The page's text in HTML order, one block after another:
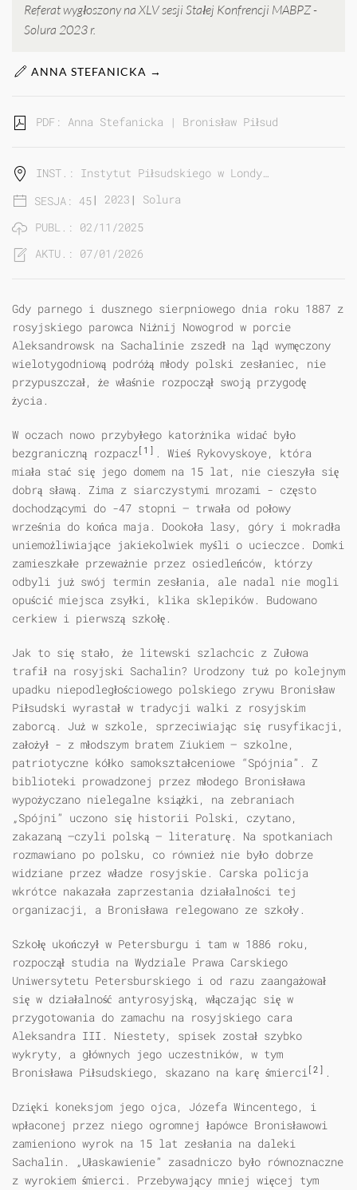
Referat wygłoszony na XLV sesji Stałej Konfrencji MABPZ -
Solura 2023 r.
Gdy parnego i dusznego sierpniowego dnia roku 1887 z
rosyjskiego parowca Niżnij Nowogrod w porcie
Aleksandrowsk na Sachalinie zszedł na ląd wymęczony
wielotygodniową podróżą młody polski zesłaniec, nie
przypuszczał, że właśnie rozpoczął swoją przygodę
życia.
W oczach nowo przybyłego katorżnika widać było
bezgraniczną rozpacz[1] . Wieś Rykovyskoye, która
miała stać się jego domem na 15 lat, nie cieszyła się
dobrą sławą. Zima z siarczystymi mrozami - często
dochodzącymi do -47 stopni – trwała od połowy
września do końca maja. Dookoła lasy, góry i mokradła
uniemożliwiające jakiekolwiek myśli o ucieczce. Domki
zamieszkałe przeważnie przez osiedleńców, którzy
odbyli już swój termin zesłania, ale nadal nie mogli
opuścić miejsca zsyłki, klika sklepików. Budowano
cerkiew i pierwszą szkołę.
Jak to się stało, że litewski szlachcic z Zułowa
trafił na rosyjski Sachalin? Urodzony tuż po kolejnym
upadku niepodległościowego polskiego zrywu Bronisław
Piłsudski wyrastał w tradycji walki z rosyjskim
zaborcą. Już w szkole, sprzeciwiając się rusyfikacji,
założył - z młodszym bratem Ziukiem – szkolne,
patriotyczne kółko samokształceniowe “Spójnia”. Z
biblioteki prowadzonej przez młodego Bronisława
wypożyczano nielegalne książki, na zebraniach
„Spójni” uczono się historii Polski, czytano,
zakazaną –czyli polską – literaturę. Na spotkaniach
rozmawiano po polsku, co również nie było dobrze
widziane przez władze rosyjskie. Carska policja
wkrótce nakazała zaprzestania działalności tej
organizacji, a Bronisława relegowano ze szkoły.
Szkołę ukończył w Petersburgu i tam w 1886 roku,
rozpoczął studia na Wydziale Prawa Carskiego
Uniwersytetu Petersburskiego i od razu zaangażował
się w działalność antyrosyjską, włączając się w
przygotowania do zamachu na rosyjskiego cara
Aleksandra III. Niestety, spisek został szybko
wykryty, a głównych jego uczestników, w tym
Bronisława Piłsudskiego, skazano na karę śmierci[2] .
Dzięki koneksjom jego ojca, Józefa Wincentego, i
wpłaconej przez niego ogromnej łapówce Bronisławowi
zamieniono wyrok na 15 lat zesłania na daleki
Sachalin. „Ułaskawienie” zasadniczo było równoznaczne
z wyrokiem śmierci. Przebywający mniej więcej tym
ANNA STEFANICKA →
PDF: Anna Stefanicka | Bronisław Piłsudski -
INST.: Instytut Piłsudskiego w Londy…
SESJA: 45| 2023 | Solura
PUBL.: 02/11/2025
AKTU.: 07/01/2026